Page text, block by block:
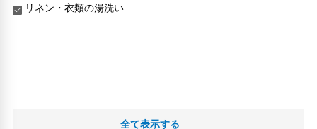
リネン・衣類の湯洗い
全て表示する